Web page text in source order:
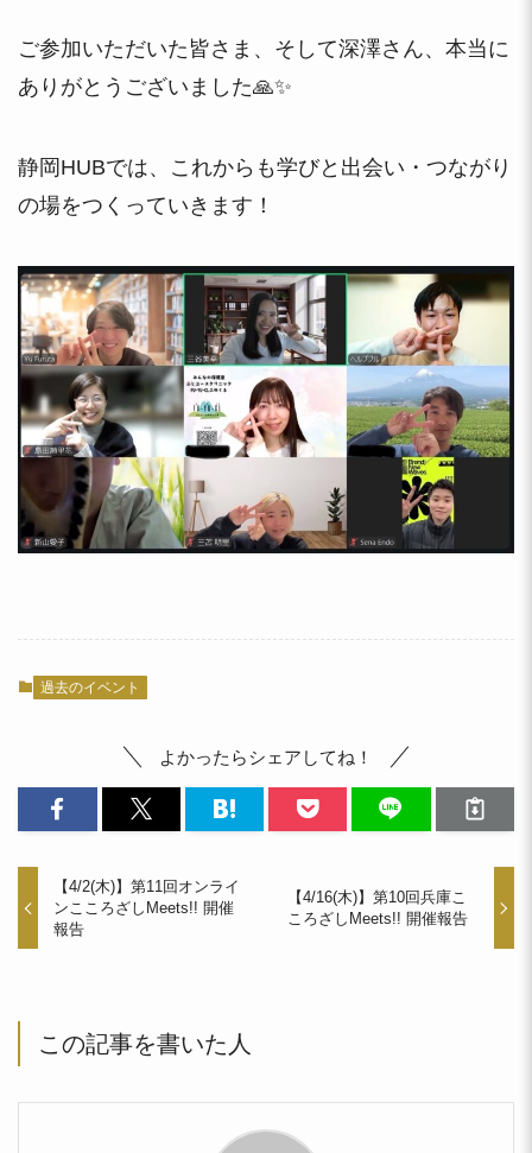
ご参加いただいた皆さま、そして深澤さん、本当に
ありがとうございました🙏✨
静岡HUBでは、これからも学びと出会い・つながり
の場をつくっていきます！
過去のイベント
よかったらシェアしてね！
【4/2(木)】第11回オンライ
ンこころざしMeets!! 開催
報告
【4/16(木)】第10回兵庫こ
ころざしMeets!! 開催報告
この記事を書いた人